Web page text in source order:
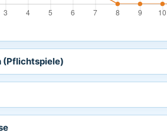
(Pflichtspiele)